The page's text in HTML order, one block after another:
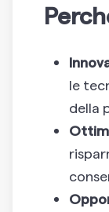
le
della